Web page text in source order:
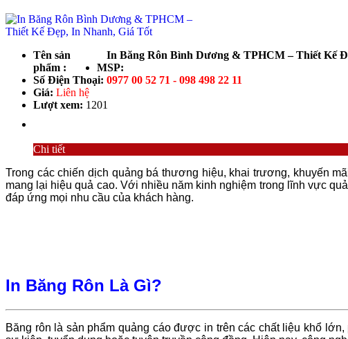
Tên sản
phẩm :
In Băng Rôn Bình Dương & TPHCM – Thiết Kế
MSP:
Số Điện Thoại: 0977 00 52 71 - 098 498 22 11
Giá: Liên hệ
Lượt xem: 1201
Chi tiết
Trong các chiến dịch quảng bá thương hiệu, khai trương, khuyến
mang lại hiệu quả cao. Với nhiều năm kinh nghiệm trong lĩnh vực
đáp ứng mọi nhu cầu của khách hàng.
In Băng Rôn Là Gì?
Băng rôn là sản phẩm quảng cáo được in trên các chất liệu khổ